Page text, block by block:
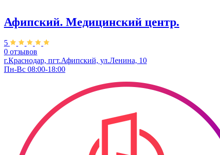
Афипский. Медицинский центр.
5
0 отзывов
г.Краснодар, пгт.Афипский, ул.Ленина, 10
Пн-Вс 08:00-18:00